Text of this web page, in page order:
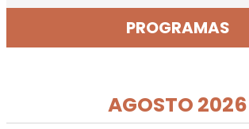
PROGRAMAS
AGOSTO 2026